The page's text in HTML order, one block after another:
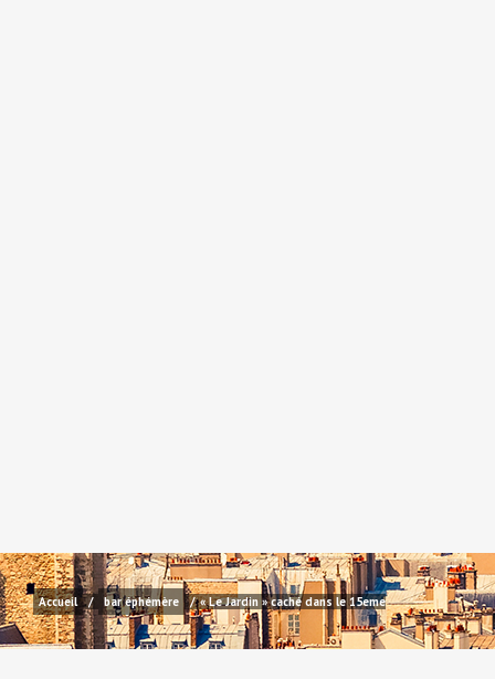
Accueil / bar éphémère / « Le Jardin » caché dans le 15eme